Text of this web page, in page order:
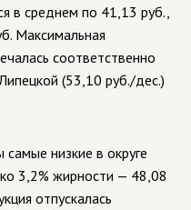
в среднем по 41,13 руб.,
Максимальная
соответственно
(53,10 руб./дес.)
низкие в округе
3,2% жирности — 48,08
отпускалась